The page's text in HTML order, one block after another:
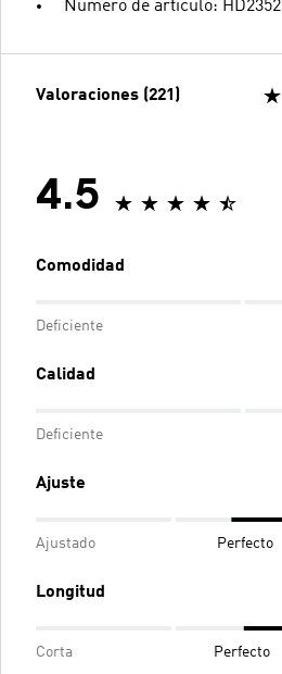
Número de artículo: HD2352
Valoraciones (221)
4.5
Comodidad
Deficiente
Calidad
Deficiente
Ajuste
Ajustado Perfecto
Longitud
Corta Perfecto